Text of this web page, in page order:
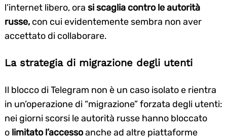
l’internet libero, ora si scaglia contro le autorità
russe, con cui evidentemente sembra non aver
accettato di collaborare.
La strategia di migrazione degli utenti
Il blocco di Telegram non è un caso isolato e rientra
in un’operazione di “migrazione” forzata degli utenti:
nei giorni scorsi le autorità russe hanno bloccato
o limitato l’accessoanche ad altre piattaforme